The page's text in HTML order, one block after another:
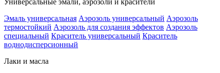
Универсальные эмали, аэрозоли и красители
Эмаль универсальная Аэрозоль универсальный Аэрозоль
термостойкий Аэрозоль для создания эффектов Аэрозоль
специальный Краситель универсальный Краситель
воднодисперсионный
Лаки и масла